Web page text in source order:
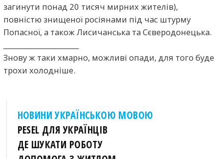
загинути понад 20 тисяч мирних жителів),
повністю знищеної росіянами під час штурму
Попасної, а також Лисичанська та Сєверодонецька.
Знову ж таки хмарно, можливі опади, для того буде
трохи холодніше.
НОВИНИ УКРАЇНСЬКОЮ МОВОЮ
PESEL ДЛЯ УКРАЇНЦІВ
ДЕ ШУКАТИ РОБОТУ